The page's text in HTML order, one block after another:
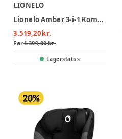
LIONELO
Lionelo Amber 3-i-1 Kombivognspakke - Black Onyx
3.519,20 kr.
Før4.399,00 kr.
Lagerstatus